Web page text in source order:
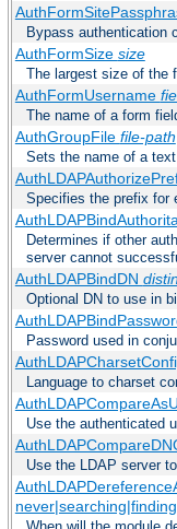
Bypass authentication
AuthFormSize size
The largest size of the
AuthFormUsername
The name of a form
AuthGroupFile file-path
Sets the name of a
Specifies the prefix for
Determines if other
server cannot
AuthLDAPBindDN
Optional DN to use in
Password used in
Language to charset
Use the authenticated
Use the LDAP server